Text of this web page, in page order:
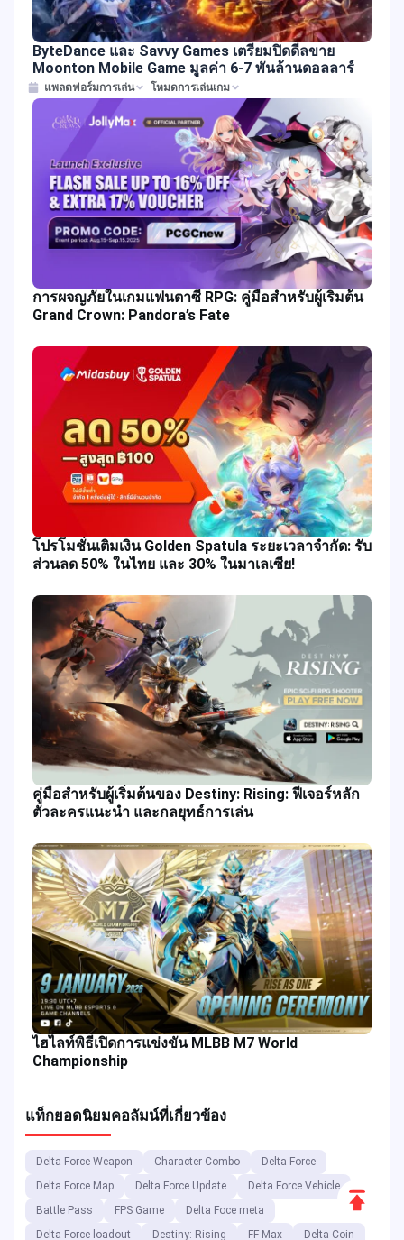
ByteDance และ Savvy Games เตรียมปิดดีลขาย
Moonton Mobile Game มูลค่า 6-7 พันล้านดอลลาร์
แพลตฟอร์มการเล่น โหมดการเล่นเกม
การผจญภัยในเกมแฟนตาซี RPG: คู่มือสำหรับผู้เริ่มต้น
Grand Crown: Pandora’s Fate
โปรโมชั่นเติมเงิน Golden Spatula ระยะเวลาจำกัด: รับ
ส่วนลด 50% ในไทย และ 30% ในมาเลเซีย!
คู่มือสำหรับผู้เริ่มต้นของ Destiny: Rising: ฟีเจอร์หลัก
ตัวละครแนะนำ และกลยุทธ์การเล่น
ไฮไลท์พิธีเปิดการแข่งขัน MLBB M7 World
Championship
แท็กยอดนิยมคอลัมน์ที่เกี่ยวข้อง
Delta Force Weapon Character Combo
Delta Force
Delta Force Map
Delta Force Update
Delta Force Vehicle
Battle Pass
FPS Game
Delta Foce meta
Delta Force loadout
Destiny: Rising FF Max Delta Coin
Scroll